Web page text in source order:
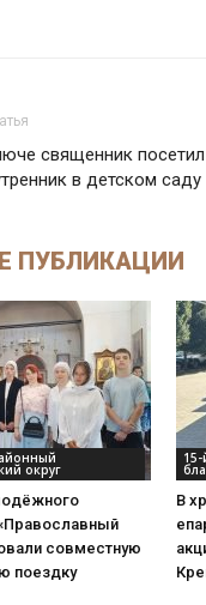
священник посетил
в детском саду
ПУБЛИКАЦИИ
округ
совместную
поездку
В